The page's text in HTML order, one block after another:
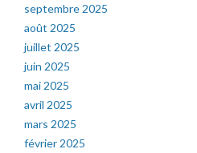
septembre 2025
août 2025
juillet 2025
juin 2025
mai 2025
avril 2025
mars 2025
février 2025